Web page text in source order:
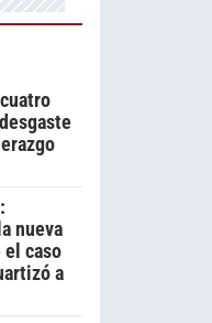
nueva
caso
a